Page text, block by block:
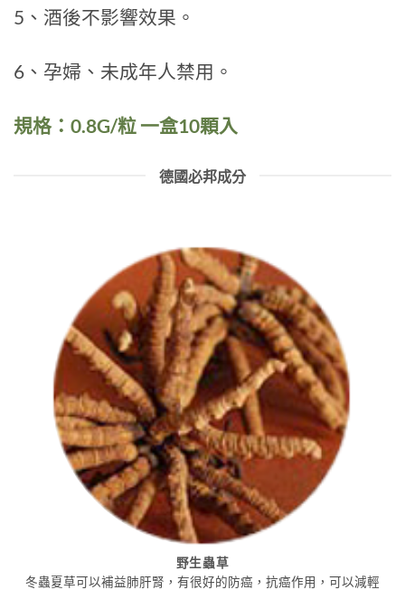
5、酒後不影響效果。
6、孕婦、未成年人禁用。
規格：0.8G/粒 一盒10顆入
德國必邦成分
野生蟲草
冬蟲夏草可以補益肺肝腎，有很好的防癌，抗癌作用，可以減輕